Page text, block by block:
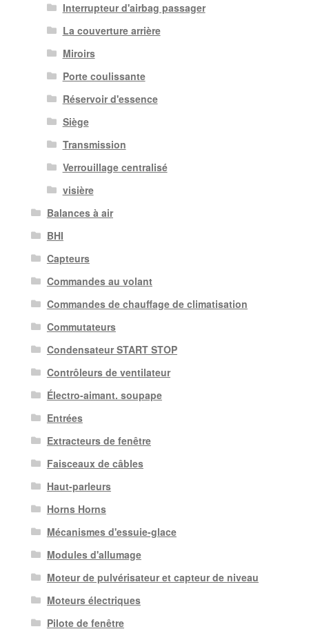
Interrupteur d'airbag passager
La couverture arrière
Miroirs
Porte coulissante
Réservoir d'essence
Siège
Transmission
Verrouillage centralisé
visière
Balances à air
BHI
Capteurs
Commandes au volant
Commandes de chauffage de climatisation
Commutateurs
Condensateur START STOP
Contrôleurs de ventilateur
Électro-aimant. soupape
Entrées
Extracteurs de fenêtre
Faisceaux de câbles
Haut-parleurs
Horns Horns
Mécanismes d'essuie-glace
Modules d'allumage
Moteur de pulvérisateur et capteur de niveau
Moteurs électriques
Pilote de fenêtre